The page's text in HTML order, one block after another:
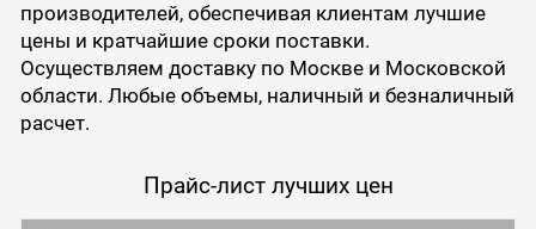
производителей, обеспечивая клиентам лучшие
цены и кратчайшие сроки поставки.
Осуществляем доставку по Москве и Московской
области. Любые объемы, наличный и безналичный
расчет.
Прайс-лист лучших цен